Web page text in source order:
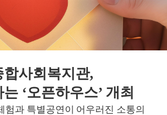
사회복지관,
‘오픈하우스’ 개최
험과 특별공연이 어우러진 소통의